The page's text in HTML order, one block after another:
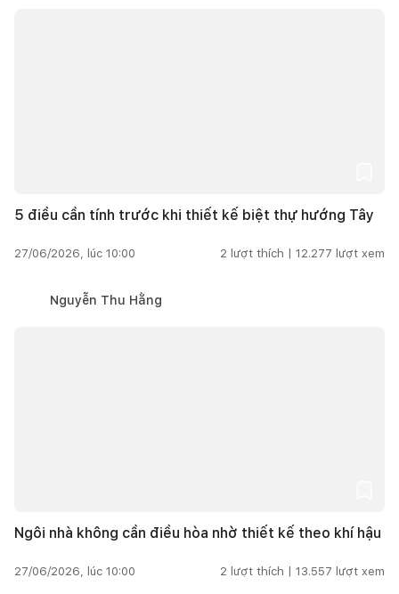
5 điều cần tính trước khi thiết kế biệt thự hướng Tây
27/06/2026, lúc 10:00 2 lượt thích | 12.277 lượt xem
Nguyễn Thu Hằng
Ngôi nhà không cần điều hòa nhờ thiết kế theo khí hậu
27/06/2026, lúc 10:00 2 lượt thích | 13.557 lượt xem